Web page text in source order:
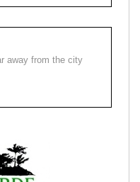
away from the city